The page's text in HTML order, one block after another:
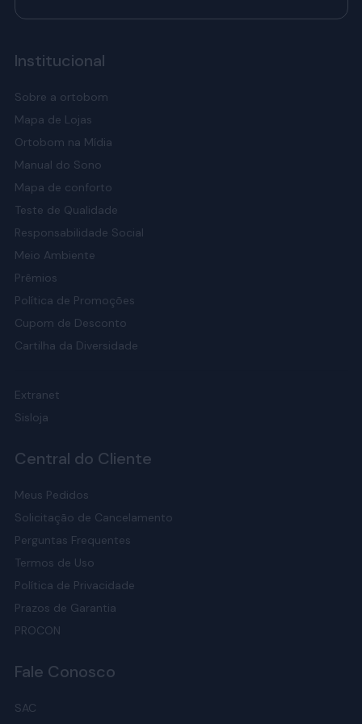
Institucional
Sobre a ortobom
Mapa de Lojas
Ortobom na Mídia
Manual do Sono
Mapa de conforto
Teste de Qualidade
Responsabilidade Social
Meio Ambiente
Prêmios
Política de Promoções
Cupom de Desconto
Cartilha da Diversidade
Extranet
Sisloja
Central do Cliente
Meus Pedidos
Solicitação de Cancelamento
Perguntas Frequentes
Termos de Uso
Política de Privacidade
Prazos de Garantia
PROCON
Fale Conosco
SAC